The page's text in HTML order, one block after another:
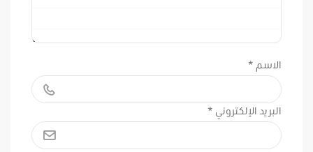
الاسم *
البريد الإلكتروني *